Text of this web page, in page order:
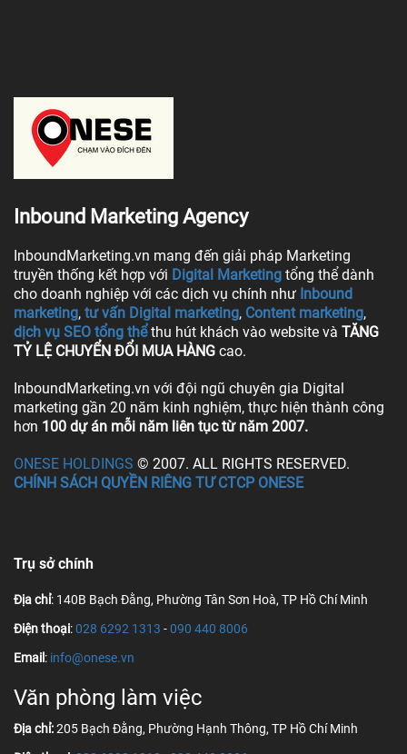
Inbound Marketing Agency
InboundMarketing.vn mang đến giải pháp Marketing
truyền thống kết hợp với Digital Marketing tổng thể dành
cho doanh nghiệp với các dịch vụ chính như Inbound
marketing, tư vấn Digital marketing, Content marketing,
dịch vụ SEO tổng thể thu hút khách vào website và TĂNG
TỶ LỆ CHUYỂN ĐỔI MUA HÀNG cao.
InboundMarketing.vn với đội ngũ chuyên gia Digital
marketing gần 20 năm kinh nghiệm, thực hiện thành công
hơn 100 dự án mỗi năm liên tục từ năm 2007.
ONESE HOLDINGS © 2007. ALL RIGHTS RESERVED.
CHÍNH SÁCH QUYỀN RIÊNG TƯ CTCP ONESE
Trụ sở chính
Địa chỉ: 140B Bạch Đằng, Phường Tân Sơn Hoà, TP Hồ Chí Minh
Điện thoại:028 6292 1313 -090 440 8006
Email : info@onese.vn
Văn phòng làm việc
Địa chỉ:205 Bạch Đằng, Phường Hạnh Thông, TP Hồ Chí Minh